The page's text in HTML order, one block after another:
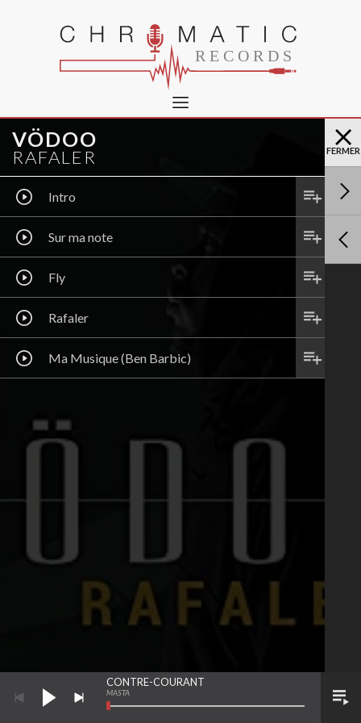
VÖDOO
RAFALER
Intro
Sur ma note
Fly
Rafaler
Ma Musique (Ben Barbic)
LIENS
FERMER
MASTA
CONTRE-COURANT